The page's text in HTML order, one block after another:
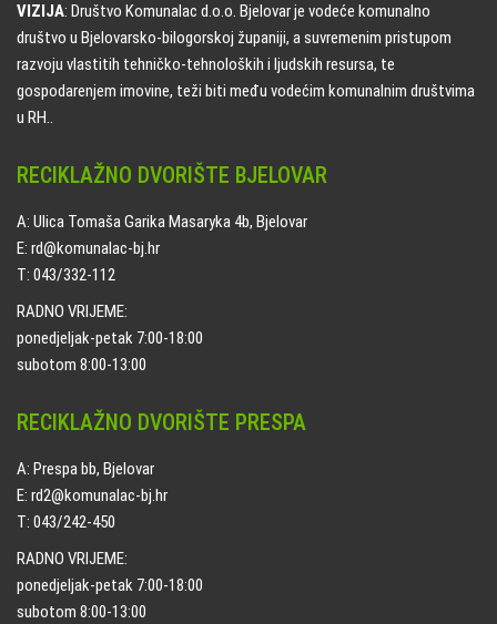
VIZIJA: Društvo Komunalac d.o.o. Bjelovar je vodeće komunalno
društvo u Bjelovarsko-bilogorskoj županiji, a suvremenim pristupom
razvoju vlastitih tehničko-tehnoloških i ljudskih resursa, te
gospodarenjem imovine, teži biti među vodećim komunalnim društvima
u RH..
RECIKLAŽNO DVORIŠTE BJELOVAR
A: Ulica Tomaša Garika Masaryka 4b, Bjelovar
E: rd@komunalac-bj.hr
T: 043/332-112
RADNO VRIJEME:
ponedjeljak-petak 7:00-18:00
subotom 8:00-13:00
RECIKLAŽNO DVORIŠTE PRESPA
A: Prespa bb, Bjelovar
E: rd2@komunalac-bj.hr
T: 043/242-450
RADNO VRIJEME:
ponedjeljak-petak 7:00-18:00
subotom 8:00-13:00